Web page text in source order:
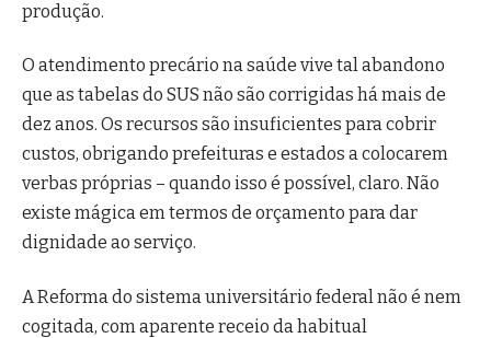
produção.
O atendimento precário na saúde vive tal abandono
que as tabelas do SUS não são corrigidas há mais de
dez anos. Os recursos são insuficientes para cobrir
custos, obrigando prefeituras e estados a colocarem
verbas próprias – quando isso é possível, claro. Não
existe mágica em termos de orçamento para dar
dignidade ao serviço.
A Reforma do sistema universitário federal não é nem
cogitada, com aparente receio da habitual